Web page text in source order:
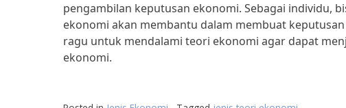
pengambilan keputusan ekonomi. Sebagai individu,
ekonomi akan membantu dalam membuat
ragu untuk mendalami teori ekonomi agar dapat
ekonomi.